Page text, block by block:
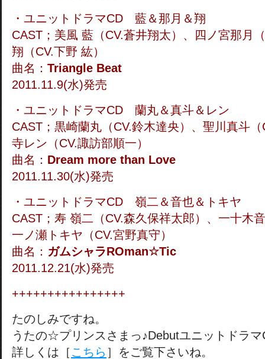
・ユニットドラマCD 藍＆那月＆翔
CAST；美風 藍（CV.蒼井翔太）、四ノ宮那月
翔（CV.下野 紘）
曲名： Triangle Beat
2011.11.9(水)発売
・ユニットドラマCD 蘭丸＆真斗＆レン
CAST；黒崎蘭丸（CV.鈴木達央）、聖川真斗
寺レン（CV.諏訪部順一）
曲名： Dream more than Love
2011.11.30(水)発売
・ユニットドラマCD 嶺二＆音也＆トキヤ
CAST；寿 嶺二（CV.森久保祥太郎）、一十木
一ノ瀬トキヤ（CV.宮野真守）
曲名： ガムシャラROman☆Tic
2011.12.21(水)発売
++++++++++++++++
たのしみですね。
うたの☆プリンスさまっ♪Debutユニットドラマ
詳しくは［ こちら ］をご覧下さいね。